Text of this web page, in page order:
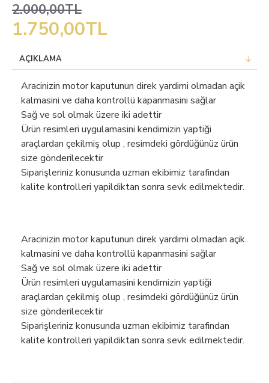
1.750,00TL
2.000,00TL
AÇIKLAMA
Aracinizin motor kaputunun direk yardimi olmadan açik
kalmasini ve daha kontrollü kapanmasini sağlar
Sağ ve sol olmak üzere iki adettir
Ürün resimleri uygulamasini kendimizin yaptiği
araçlardan çekilmiş olup , resimdeki gördüğünüz ürün
size gönderilecektir
Siparişleriniz konusunda uzman ekibimiz tarafindan
kalite kontrolleri yapildiktan sonra sevk edilmektedir.
Aracinizin motor kaputunun direk yardimi olmadan açik
kalmasini ve daha kontrollü kapanmasini sağlar
Sağ ve sol olmak üzere iki adettir
Ürün resimleri uygulamasini kendimizin yaptiği
araçlardan çekilmiş olup , resimdeki gördüğünüz ürün
size gönderilecektir
Siparişleriniz konusunda uzman ekibimiz tarafindan
kalite kontrolleri yapildiktan sonra sevk edilmektedir.